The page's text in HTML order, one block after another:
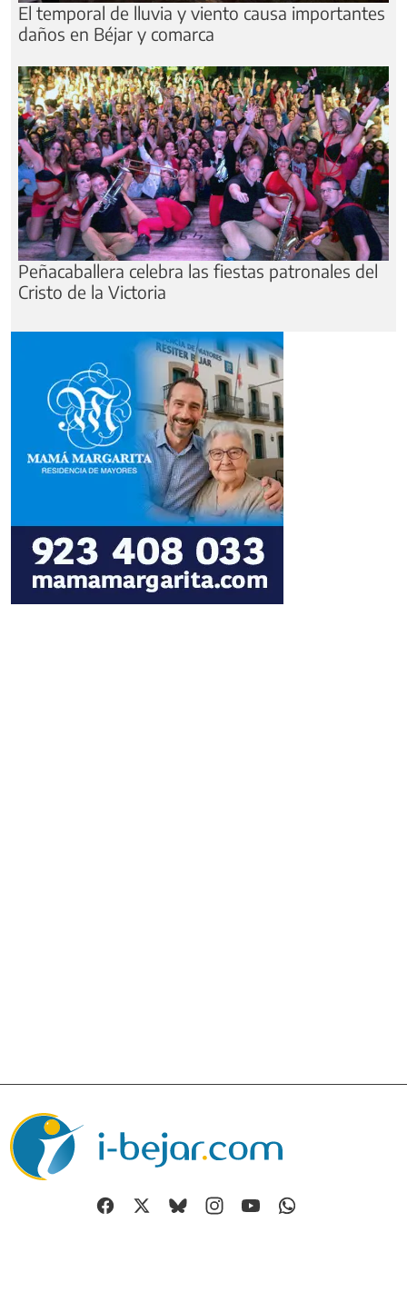
El temporal de lluvia y viento causa importantes
daños en Béjar y comarca
Peñacaballera celebra las fiestas patronales del
Cristo de la Victoria